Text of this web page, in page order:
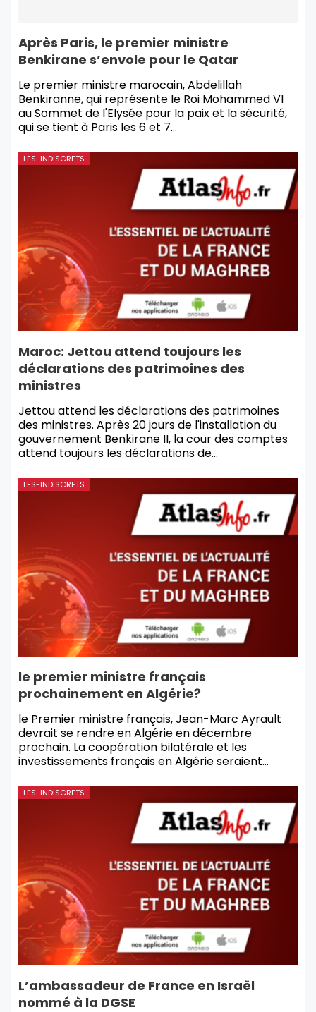
Après Paris, le premier ministre
Benkirane s’envole pour le Qatar
Le premier ministre marocain, Abdelillah
Benkiranne, qui représente le Roi Mohammed VI
au Sommet de l'Elysée pour la paix et la sécurité,
qui se tient à Paris les 6 et 7…
LES-INDISCRETS
Maroc: Jettou attend toujours les
déclarations des patrimoines des
ministres
Jettou attend les déclarations des patrimoines
des ministres. Après 20 jours de l'installation du
gouvernement Benkirane II, la cour des comptes
attend toujours les déclarations de…
LES-INDISCRETS
le premier ministre français
prochainement en Algérie?
le Premier ministre français, Jean-Marc Ayrault
devrait se rendre en Algérie en décembre
prochain. La coopération bilatérale et les
investissements français en Algérie seraient…
LES-INDISCRETS
L’ambassadeur de France en Israël
nommé à la DGSE